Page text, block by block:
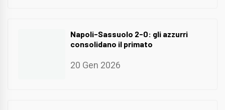
Napoli-Sassuolo 2-0: gli azzurri
consolidano il primato
20 Gen 2026